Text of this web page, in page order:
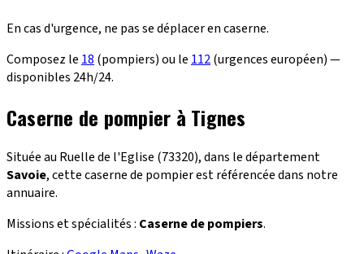
En cas d'urgence, ne pas se déplacer en caserne.
Composez le 18 (pompiers) ou le 112(urgences européen) —
disponibles 24h/24.
Caserne de pompier à Tignes
Située au Ruelle de l'Eglise (73320), dans le département
Savoie, cette caserne de pompier est référencée dans notre
annuaire.
Missions et spécialités : Caserne de pompiers.